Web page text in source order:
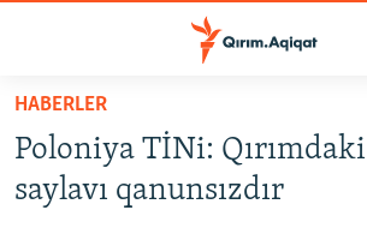
Esas
qaytmaq
Baş
navigatsiyağa
HABERLER
SİYASET
İQTİSADİYAT
HABERLER
Poloniya TİNi:
saylavı qanunsızdır